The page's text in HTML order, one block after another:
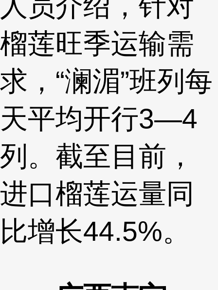
榴莲旺季运输需
求，“澜湄”班列每
天平均开行3—4
列。截至目前，
进口榴莲运量同
比增长44.5%。